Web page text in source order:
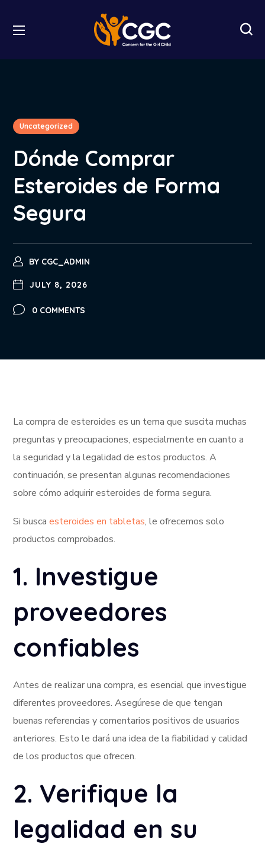
Uncategorized
Dónde Comprar
Esteroides de Forma
Segura
BY CGC_ADMIN
JULY 8, 2026
0 COMMENTS
La compra de esteroides es un tema que suscita muchas
preguntas y preocupaciones, especialmente en cuanto a
la seguridad y la legalidad de estos productos. A
continuación, se presentan algunas recomendaciones
sobre cómo adquirir esteroides de forma segura.
Si buscaesteroides en tabletas, le ofrecemos solo
productos comprobados.
1. Investigue
proveedores
confiables
Antes de realizar una compra, es esencial que investigue
diferentes proveedores. Asegúrese de que tengan
buenas referencias y comentarios positivos de usuarios
anteriores. Esto le dará una idea de la fiabilidad y calidad
de los productos que ofrecen.
2. Verifique la
legalidad en su